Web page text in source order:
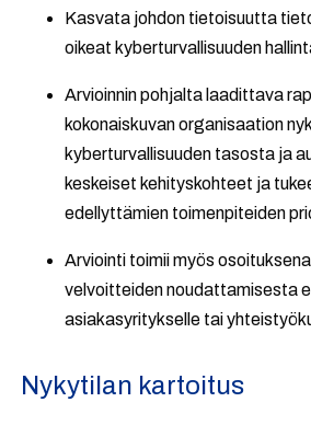
Kasvata johdon tietoisuutta
oikeat kyberturvallisuuden
Arvioinnin pohjalta laadittava
kokonaiskuvan organisaation
kyberturvallisuuden tasosta ja
keskeiset kehityskohteet ja
edellyttämien toimenpiteiden
Arviointi toimii myös
velvoitteiden noudattamisesta
asiakasyritykselle tai
Nykytilan kartoitus